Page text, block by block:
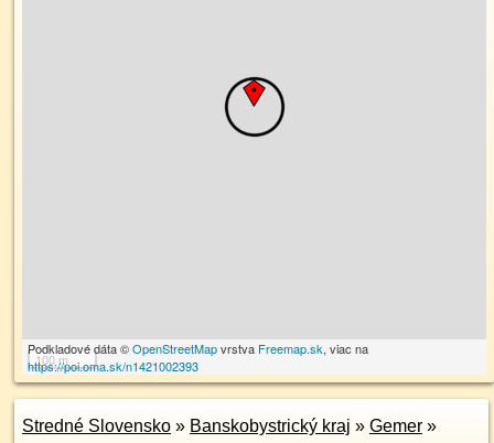
100 m
Podkladové dáta ©OpenStreetMapvrstva Freemap.sk, viac na
https://poi.oma.sk/n1421002393
Stredné Slovensko » Banskobystrický kraj » Gemer »